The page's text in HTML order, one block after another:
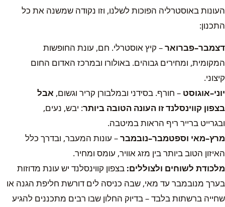
העונות באוסטרליה הפוכות לשלנו, וזו נקודה שמשנה את כל
התכנון:
דצמבר–פברואר– קיץ אוסטרלי. חם, עונת החופשות
המקומית, ומחירים גבוהים. באולורו ובמרכז האדום החום
קיצוני.
יוני–אוגוסט – חורף. בסידני ובמלבורן קריר וגשום, אבל
בצפון קווינסלנד זו העונה הטובה ביותר: יבש, נעים,
ובגרייט ברייר ריף הראות במיטבה.
מרץ–מאי וספטמבר–נובמבר– עונות המעבר, ובדרך כלל
האיזון הטוב ביותר בין מזג אוויר, עומס ומחיר.
מלכודת לשוחים ולצוללים: בצפון קווינסלנד יש עונת מדוזות
בערך מנובמבר עד מאי, שבה כניסה לים דורשת חליפת הגנה או
שחייה ברשתות בלבד – בדיוק החלון שבו רבים מתכננים להגיע